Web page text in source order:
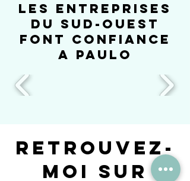
LES ENTREPRISES
DU SUD-OUEST
FONT CONFIANCE
A PAULO
Retrouvez-
moi sur